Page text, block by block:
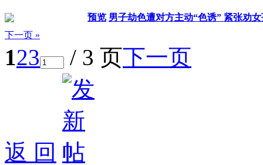
预览 男子劫色遭对方主动“色诱” 紧张劝
下一页 »
123 / 3 页下一页
返 回